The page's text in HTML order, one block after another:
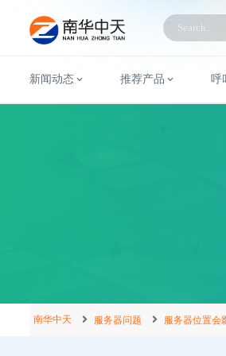
新闻动态 推荐产品 呼
南华中天 服务器问题 服务器位置会